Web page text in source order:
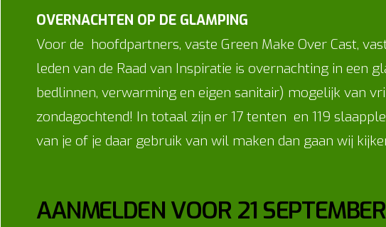
OVERNACHTEN OP DE GLAMPING
Voor de hoofdpartners, vaste Green Make Over Cast,
leden van de Raad van Inspiratie is overnachting in een
bedlinnen, verwarming en eigen sanitair) mogelijk van
zondagochtend! In totaal zijn er 17 tenten en 119
van je of je daar gebruik van wil maken dan gaan wij
AANMELDEN VOOR 21 SEPTEMBER